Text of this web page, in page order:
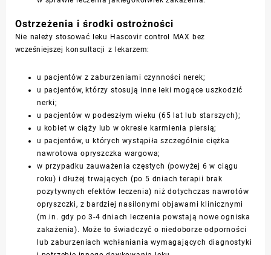
Ostrzeżenia i środki ostrożności
Nie należy stosować leku Hascovir control MAX bez
wcześniejszej konsultacji z lekarzem:
u pacjentów z zaburzeniami czynności nerek;
u pacjentów, którzy stosują inne leki mogące uszkodzić
nerki;
u pacjentów w podeszłym wieku (65 lat lub starszych);
u kobiet w ciąży lub w okresie karmienia piersią;
u pacjentów, u których wystąpiła szczególnie ciężka
nawrotowa opryszczka wargowa;
w przypadku zauważenia częstych (powyżej 6 w ciągu
roku) i dłużej trwających (po 5 dniach terapii brak
pozytywnych efektów leczenia) niż dotychczas nawrotów
opryszczki, z bardziej nasilonymi objawami klinicznymi
(m.in. gdy po 3-4 dniach leczenia powstają nowe ogniska
zakażenia). Może to świadczyć o niedoborzeodporności
lub zaburzeniach wchłaniania wymagających diagnostyki